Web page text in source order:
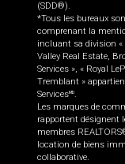
(SDD®).
*Tous les bureaux
comprenant la
incluant sa division «
Valley Real Estate,
Services », « Royal
Tremblant »
ServicesMD.
Les marques de
rapportent désignent
membres
location de biens
collaborative.